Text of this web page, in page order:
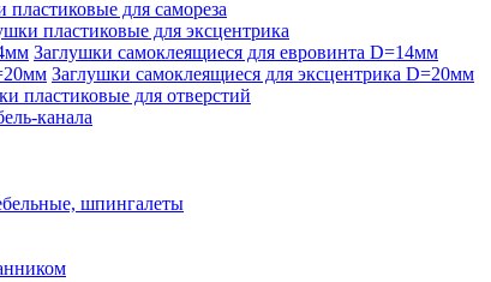
пластиковые для самореза
пластиковые для эксцентрика
Заглушки самоклеящиеся для евровинта D=14мм
Заглушки самоклеящиеся для эксцентрика D=20мм
пластиковые для отверстий
канала
шпингалеты